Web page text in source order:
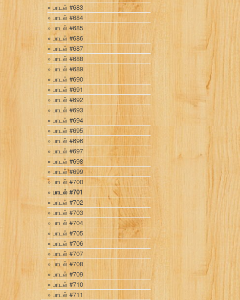
பாடல் #683
பாடல் #684
பாடல் #685
பாடல் #686
பாடல் #687
பாடல் #688
பாடல் #689
பாடல் #690
பாடல் #691
பாடல் #692
பாடல் #693
பாடல் #694
பாடல் #695
பாடல் #696
பாடல் #697
பாடல் #698
பாடல் #699
பாடல் #700
பாடல் #701
பாடல் #702
பாடல் #703
பாடல் #704
பாடல் #705
பாடல் #706
பாடல் #707
பாடல் #708
பாடல் #709
பாடல் #710
பாடல் #711